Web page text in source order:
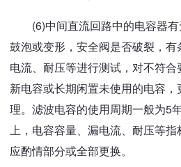
(6)中间直流回路中的电容器有
鼓泡或变形，安全阀是否破裂，
电流、耐压等进行测试，对不符合
新电容或长期闲置未使用的电容
理。滤波电容的使用周期一般为5
上，电容容量、漏电流、耐压等指
应酌情部分或全部更换。